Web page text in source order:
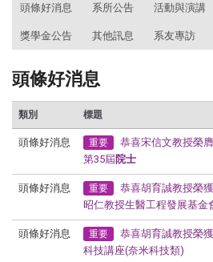
頭條好消息 系所公告 活動與演講
獎學金公告 其他訊息 系友專訪
頭條好消息
類別 標題
頭條好消息 重要 恭喜宋信文教授榮
第35屆 院士
頭條好消息 重要
恭喜胡育誠教授榮
昭仁教授生醫工程發展基金
頭條好消息 重要
恭喜胡育誠教授榮
科技講座(奈米科技類)